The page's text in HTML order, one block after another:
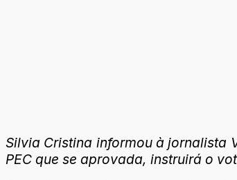
Silvia Cristina informou à jornalista
PEC que se aprovada, instruirá o